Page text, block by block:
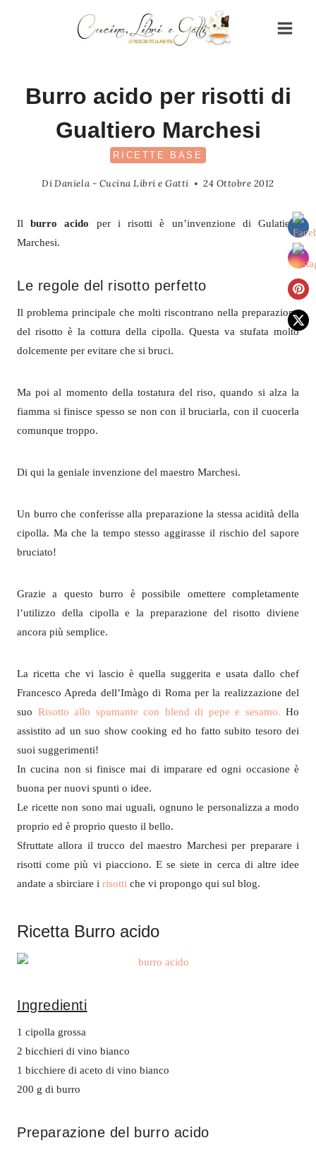
Burro acido per risotti di
Gualtiero Marchesi
RICETTE BASE
Di Daniela - Cucina Libri e Gatti 24 Ottobre 2012
Il burro acido per i risotti è un’invenzione di Gulatiero
Marchesi.
Le regole del risotto perfetto
Il problema principale che molti riscontrano nella preparazione
del risotto è la cottura della cipolla. Questa va stufata molto
dolcemente per evitare che si bruci.
Ma poi al momento della tostatura del riso, quando si alza la
fiamma si finisce spesso se non con il bruciarla, con il cuocerla
comunque troppo.
Di qui la geniale invenzione del maestro Marchesi.
Un burro che conferisse alla preparazione la stessa acidità della
cipolla. Ma che la tempo stesso aggirasse il rischio del sapore
bruciato!
Grazie a questo burro è possibile omettere completamente
l’utilizzo della cipolla e la preparazione del risotto diviene
ancora più semplice.
La ricetta che vi lascio è quella suggerita e usata dallo chef
Francesco Apreda dell’Imàgo di Roma per la realizzazione del
suo Risotto allo spumante con blend di pepe e sesamo. Ho
assistito ad un suo show cooking ed ho fatto subito tesoro dei
suoi suggerimenti!
In cucina non si finisce mai di imparare ed ogni occasione è
buona per nuovi spunti o idee.
Le ricette non sono mai uguali, ognuno le personalizza a modo
proprio ed è proprio questo il bello.
Sfruttate allora il trucco del maestro Marchesi per preparare i
risotti come più vi piacciono. E se siete in cerca di altre idee
andate a sbirciare i risotti che vi propongo qui sul blog.
Ricetta Burro acido
Ingredienti
1 cipolla grossa
2 bicchieri di vino bianco
1 bicchiere di aceto di vino bianco
200 g di burro
Preparazione del burro acido